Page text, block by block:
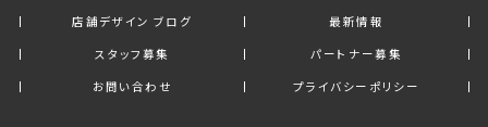
店舗デザイン ブログ
最新情報
スタッフ募集
パートナー募集
お問い合わせ
プライバシーポリシー